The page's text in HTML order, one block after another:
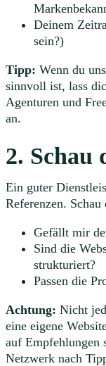
Deinem
sein?)
Tipp: Wenn du
sinnvoll ist, lass
Agenturen und
an.
2. Schau
Ein guter
Referenzen.
Gefällt mir
Sind die
strukturiert?
Passen die
Achtung: Nicht
eine eigene
auf Empfehlungen
Netzwerk nach